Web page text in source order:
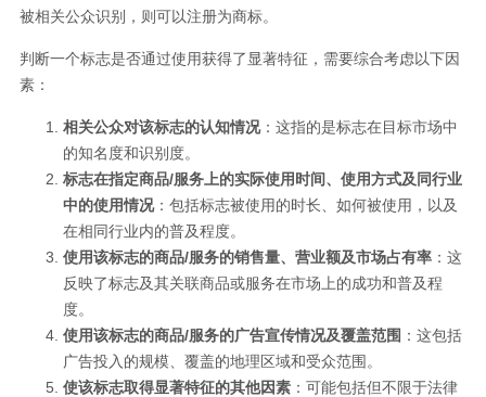
被相关公众识别，则可以注册为商标。
判断一个标志是否通过使用获得了显著特征，需要综合考虑以下因
素：
相关公众对该标志的认知情况：这指的是标志在目标市场中
的知名度和识别度。
标志在指定商品/服务上的实际使用时间、使用方式及同行业
中的使用情况：包括标志被使用的时长、如何被使用，以及
在相同行业内的普及程度。
使用该标志的商品/服务的销售量、营业额及市场占有率 ：这
反映了标志及其关联商品或服务在市场上的成功和普及程
度。
使用该标志的商品/服务的广告宣传情况及覆盖范围 ：这包括
广告投入的规模、覆盖的地理区域和受众范围。
使该标志取得显著特征的其他因素 ：可能包括但不限于法律